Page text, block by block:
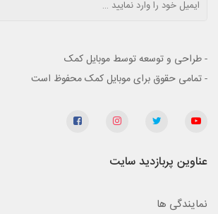
- طراحی و توسعه توسط موبایل کمک
- تمامی حقوق برای موبایل کمک محفوظ است
عناوین پربازدید سایت
نمایندگی ها